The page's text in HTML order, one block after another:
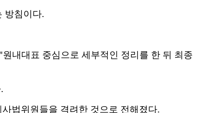
방침이다.
내대표 중심으로 세부적인 정리를 한 뒤 최종
법위원들을 격려한 것으로 전해졌다.